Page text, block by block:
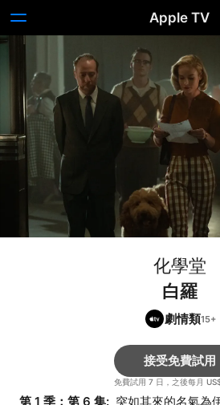
Apple TV
化學堂
白羅
劇情類
免費試用 7 日，之後每月
接受免費試用
第 1 季：第 6 集: 突如其來的名氣為